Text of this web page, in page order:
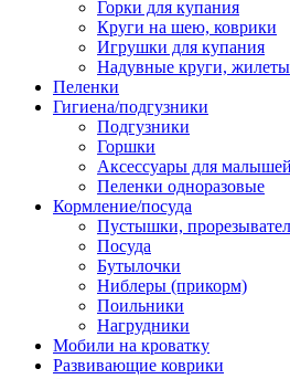
Горки для купания
Круги на шею, коврики
Игрушки для купания
Надувные круги, жилеты
Пеленки
Гигиена/подгузники
Подгузники
Горшки
Аксессуары для малышей
Пеленки одноразовые
Кормление/посуда
Пустышки,
Посуда
Бутылочки
Ниблеры (прикорм)
Поильники
Нагрудники
Мобили на кроватку
Развивающие коврики